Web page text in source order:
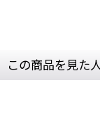
この商品を見た